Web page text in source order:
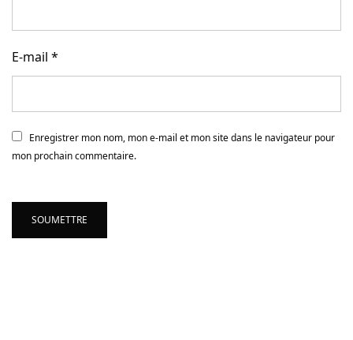
E-mail*
Enregistrer mon nom, mon e-mail et mon site dans le navigateur pour
mon prochain commentaire.